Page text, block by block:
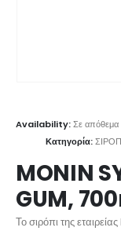
Availability:Σε απόθεμα
Κατηγορία:
MONIN
GUM,
Το σιρόπι της